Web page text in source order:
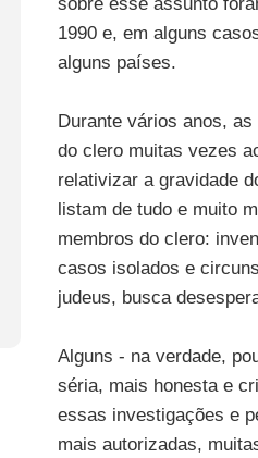
1990 e, em alguns
alguns países.
Durante vários anos,
do clero muitas vezes
relativizar a gravidade
listam de tudo e muito
membros do clero:
casos isolados e
judeus, busca
Alguns - na verdade,
séria, mais honesta e
essas investigações e
mais autorizadas,